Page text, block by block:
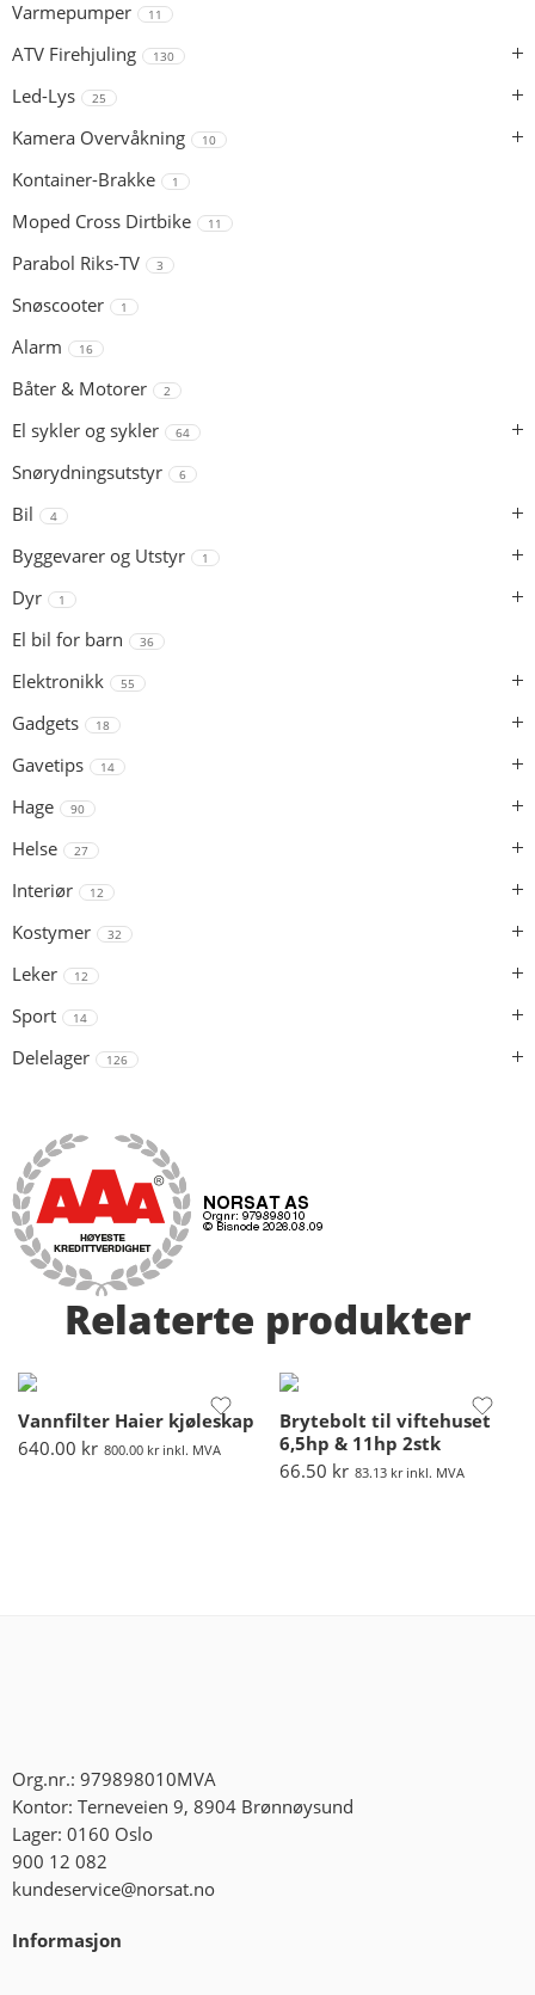
Varmepumper 11
ATV Firehjuling 130
Led-Lys 25
Kamera Overvåkning 10
Kontainer-Brakke 1
Moped Cross Dirtbike 11
Parabol Riks-TV 3
Snøscooter 1
Alarm 16
Båter & Motorer 2
El sykler og sykler 64
Snørydningsutstyr 6
Bil 4
Byggevarer og Utstyr 1
Dyr 1
El bil for barn 36
Elektronikk 55
Gadgets 18
Gavetips 14
Hage 90
Helse 27
Interiør 12
Kostymer 32
Leker 12
Sport 14
Delelager 126
Relaterte produkter
Vannfilter Haier kjøleskap
640.00 kr 800.00 krinkl. MVA
Brytebolt til viftehuset
6,5hp & 11hp 2stk
66.50 kr 83.13 krinkl. MVA
Org.nr.: 979898010MVA
Kontor: Terneveien 9, 8904 Brønnøysund
Lager: 0160 Oslo
900 12 082
kundeservice@norsat.no
Informasjon